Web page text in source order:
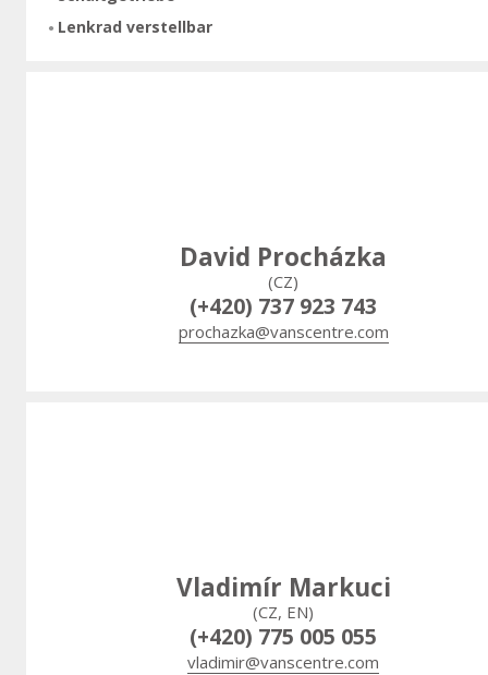
Lenkrad verstellbar
David Procházka
(CZ)
(+420) 737 923 743
prochazka@vanscentre.com
Vladimír Markuci
(CZ, EN)
(+420) 775 005 055
vladimir@vanscentre.com